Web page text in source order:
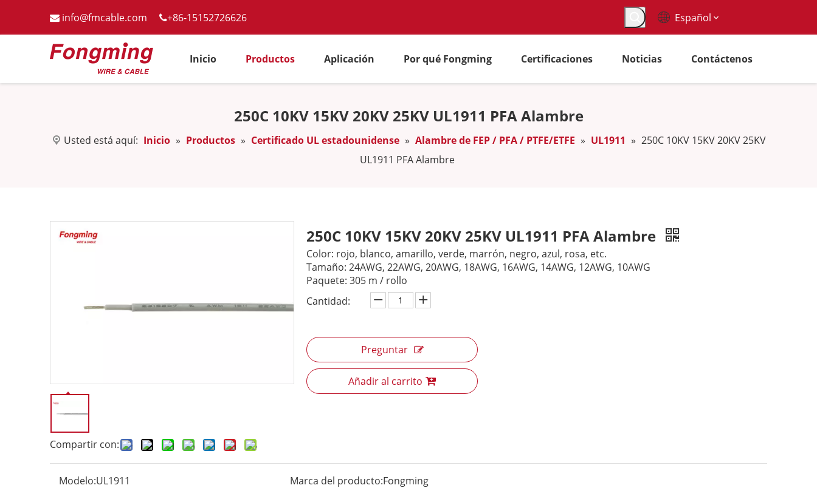
 info@fmcable.com +86-15152726626 Español
Inicio Productos Aplicación Por qué Fongming Certificaciones Noticias Contáctenos
250C 10KV 15KV 20KV 25KV UL1911 PFA Alambre
Usted está aquí: Inicio » Productos » Certificado UL estadounidense » Alambre de FEP / PFA / PTFE/ETFE » UL1911 » 250C 10KV 15KV 20KV 25KV
UL1911 PFA Alambre
Compartir con:
250C 10KV 15KV 20KV 25KV UL1911 PFA Alambre
Color: rojo, blanco, amarillo, verde, marrón, negro, azul, rosa, etc.
Tamaño: 24AWG, 22AWG, 20AWG, 18AWG, 16AWG, 14AWG, 12AWG, 10AWG
Paquete: 305 m / rollo
Cantidad:
Preguntar
Añadir al carrito
Modelo:UL1911 Marca del producto:Fongming